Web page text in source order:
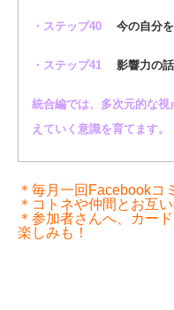
・ステップ40 今の自分を
・ステップ41 影響力の話
統合編では、多次元的な
えていく意識を育てます。
＊毎月一回Facebookコ
＊コトネや仲間と お互
＊参加者さんへ、カー
楽しみも！